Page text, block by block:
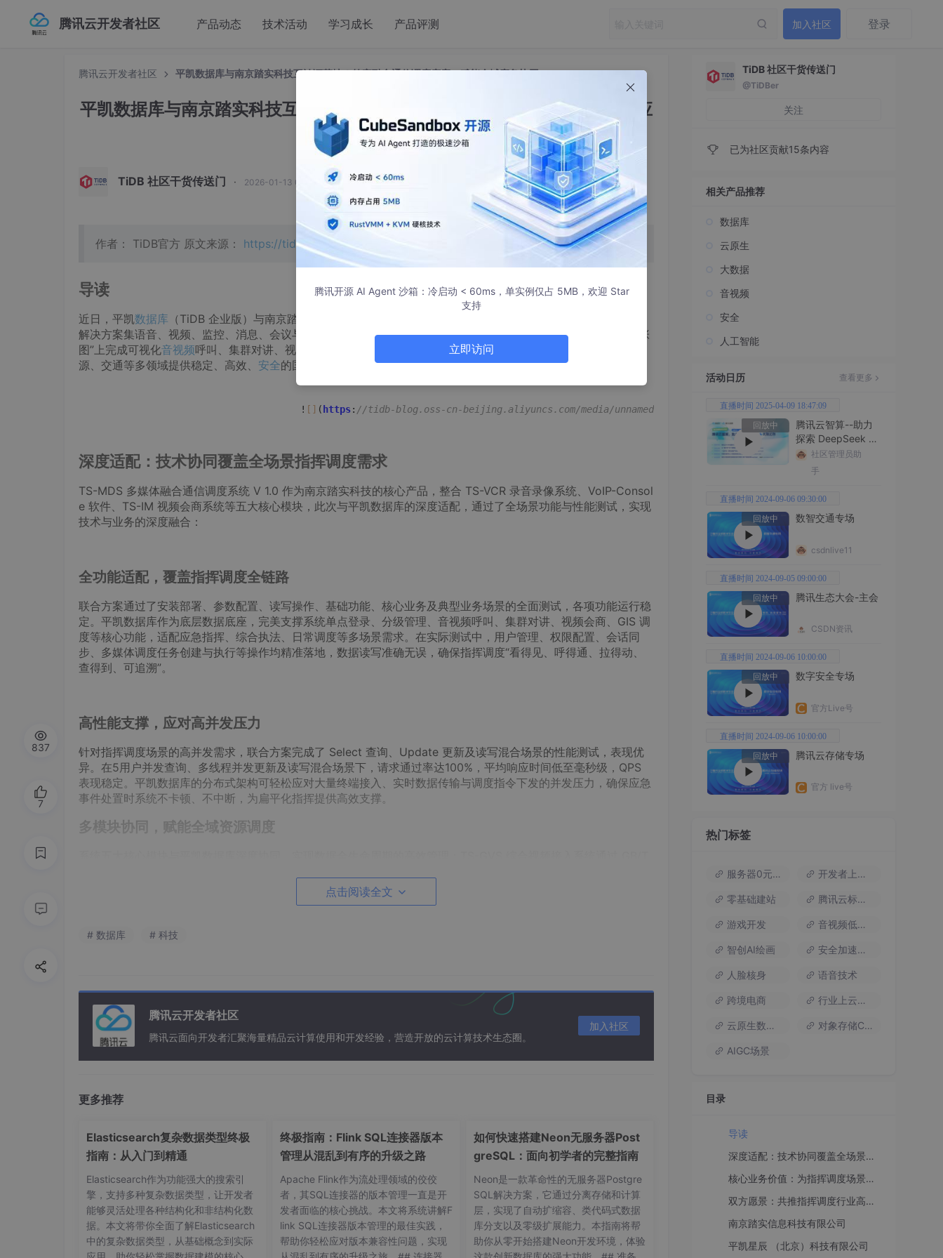
腾讯云开发者社区 产品动态 技术活动 学习成长 产品评测 加入社区 登录
腾讯云开发者社区 平凯数据库与南京踏实科技互认证落地！筑牢融合通信调度底座，赋能全域应急协同
平凯数据库与南京踏实科技互认证落地！筑牢融合通信调度底座，赋能全域应
急协同
TiDB 社区干货传送门 · 2026-01-13 00:00:00 发布
作者： TiDB官方 原文来源： https://tidb.net/blog/58f10294
导读
近日，平凯数据库 （TiDB 企业版）与南京踏实科技旗下 TS-MDS 多媒体融合通信调度系统 完成互认证。此次联合
解决方案集语音、视频、监控、消息、会议与 GIS 地图于一体，通过 B/S 架构实现单点登录与分级管理，可在“一张
图”上完成可视化音视频呼叫、集群对讲、视频会商与资源调度，全面满足应急协同与指挥需求，为应急、执法、能
源、交通等多领域提供稳定、高效、 安全的国产化技术支撑。
                                     !
[] ( https: //tidb-blog.oss-cn-beijing.aliyuncs.com/media/unnamed-1768276047311.png)
深度适配：技术协同覆盖全场景指挥调度需求
TS-MDS 多媒体融合通信调度系统 V 1.0 作为南京踏实科技的核心产品，整合 TS-VCR 录音录像系统、VoIP-Consol
e 软件、TS-IM 视频会商系统等五大核心模块，此次与平凯数据库的深度适配，通过了全场景功能与性能测试，实现
技术与业务的深度融合：
全功能适配，覆盖指挥调度全链路
联合方案通过了安装部署、参数配置、读写操作、基础功能、核心业务及典型业务场景的全面测试，各项功能运行稳
定。平凯数据库作为底层数据底座，完美支撑系统单点登录、分级管理、音视频呼叫、集群对讲、视频会商、GIS 调
度等核心功能，适配应急指挥、综合执法、日常调度等多场景需求。在实际测试中，用户管理、权限配置、会话同
步、多媒体调度任务创建与执行等操作均精准落地，数据读写准确无误，确保指挥调度“看得见、呼得通、拉得动、
查得到、可追溯”。
高性能支撑，应对高并发压力
针对指挥调度场景的高并发需求，联合方案完成了 Select 查询、Update 更新及读写混合场景的性能测试，表现优
异。在5用户并发查询、多线程并发更新及读写混合场景下，请求通过率达100%，平均响应时间低至毫秒级，QPS
表现稳定。平凯数据库的分布式架构可轻松应对大量终端接入、实时数据传输与调度指令下发的并发压力，确保应急
事件处置时系统不卡顿、不中断，为扁平化指挥提供高效支撑。
多模块协同，赋能全域资源调度
平凯数据库的强一致性保障，实现跨部门、跨区域多方会商数据同步；TS-AM 统一身份认证系统借助平凯数据库的
安全存储能力，确保用户权限与认证信息的安全可靠。联合方案打破了传统通信系统的信息孤岛，实现“人、地、
此次联合解决方案的落地，从稳定性、协同效率、扩展性、安全性等多方面创造核心价值：
稳定可靠：保障 7×24 小时指挥不中断
平凯数据库的高可用特性支持多副本存储与自动故障转移，配合南京踏实科技的系统架构设计，实现机房级容灾能
场景 7×24 小时不间断运行。
联合方案支持跨平台、跨网络、跨终端的互联互通，可接入视频会议终端、手机、对讲机、监控设备等多种终端，通
过平凯数据库实现数据实时同步与共享。指挥中心可快速组建跨系统视频会商，现场画面、后端决策、远端专家意见
实时互通，应急事件处置响应效率大幅度提升。
弹性扩展：适配业务规模增长
点击阅读全文
# 数据库 # 科技
腾讯云开发者社区
腾讯云面向开发者汇聚海量精品云计算使用和开发经验，营造开放的云计算技术生态圈。
加入社区
更多推荐
Elasticsearch复杂数据类型终极
指南：从入门到精通
Elasticsearch作为功能强大的搜索引
擎，支持多种复杂数据类型，让开发者
能够灵活处理各种结构化和非结构化数
据。本文将带你全面了解Elasticsearch
中的复杂数据类型，从基础概念到实际
终极指南：Flink SQL连接器版本
管理从混乱到有序的升级之路
Apache Flink作为流处理领域的佼佼
者，其SQL连接器的版本管理一直是开
发者面临的核心挑战。本文将系统讲解F
link SQL连接器版本管理的最佳实践，
帮助你轻松应对版本兼容性问题，实现
如何快速搭建Neon无服务器Post
greSQL：面向初学者的完整指南
Neon是一款革命性的无服务器Postgre
SQL解决方案，它通过分离存储和计算
层，实现了自动扩缩容、类代码式数据
库分支以及零级扩展能力。本指南将帮
助你从零开始搭建Neon开发环境，体验
837
7
TiDB 社区干货传送门
@TiDBer
关注
已为社区贡献15条内容
相关产品推荐
数据库
云原生
大数据
音视频
安全
人工智能
活动日历 查看更多
直播时间 2025-04-09 18:47:09
回放中
腾讯云智算--助力
探索 DeepSeek 无
限边界社区管理员助
手
直播时间 2024-09-06 09:30:00
回放中
数智交通专场
csdnlive11
直播时间 2024-09-05 09:00:00
回放中
腾讯生态大会-主会
CSDN资讯
直播时间 2024-09-06 10:00:00
回放中
数字安全专场
官方Live号
直播时间 2024-09-06 10:00:00
回放中
腾讯云存储专场
官方 live号
热门标签
服务器0元试用 开发者上云包
零基础建站 腾讯云标杆案例
游戏开发 音视频低代码
智创AI绘画 安全加速流量
人脸核身 语音技术
跨境电商 行业上云方案
云原生数据库 对象存储COS
AIGC场景
目录
导读
深度适配：技术协同覆盖全场景指挥调度需求
核心业务价值：为指挥调度场景创造实打实收益
双方愿景：共推指挥调度行业高质量发展
南京踏实信息科技有限公司
平凯星辰 （北京）科技有限公司
腾讯开源 AI Agent 沙箱：冷启动 < 60ms，单实例仅占 5MB，欢迎 Star
支持
立即访问